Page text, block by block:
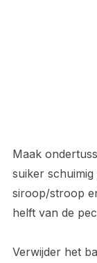
Maak
suiker
siroop/stroop
helft van de
Verwijder het